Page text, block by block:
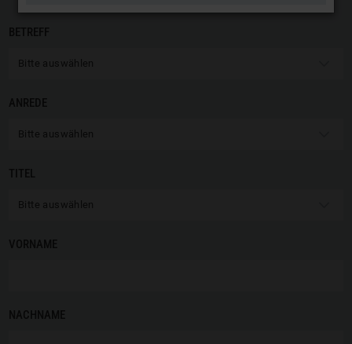
Bitte auswählen
Bitte auswählen
Bitte auswählen